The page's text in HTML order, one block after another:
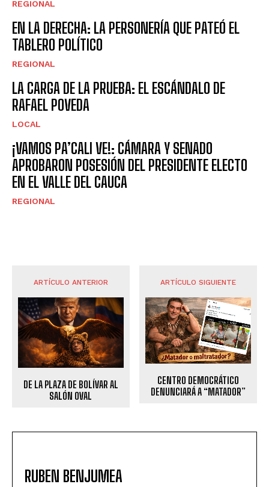
REGIONAL
EN LA DERECHA: LA PERSONERÍA QUE PATEÓ EL
TABLERO POLÍTICO
REGIONAL
LA CARGA DE LA PRUEBA: EL ESCÁNDALO DE
RAFAEL POVEDA
LOCAL
¡VAMOS PA’CALI VE!: CÁMARA Y SENADO
APROBARON POSESIÓN DEL PRESIDENTE ELECTO
EN EL VALLE DEL CAUCA
REGIONAL
ARTÍCULO ANTERIOR
DE LA PLAZA DE BOLÍVAR AL
SALÓN OVAL
ARTÍCULO SIGUIENTE
CENTRO DEMOCRÁTICO
DENUNCIARÁ A “MATADOR”
RUBEN BENJUMEA